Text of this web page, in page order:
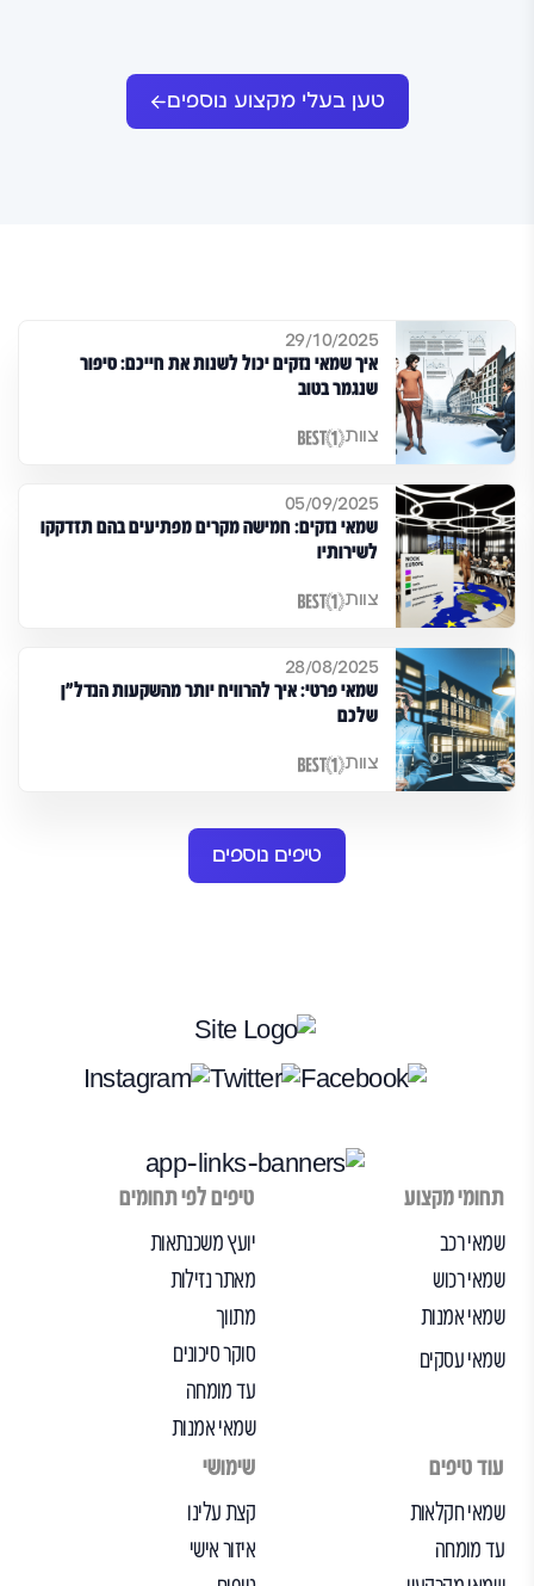
טען בעלי מקצוע נוספים
29/10/2025
איך שמאי נזקים יכול לשנות את חייכם: סיפור
שנגמר בטוב
צוות
05/09/2025
שמאי נזקים: חמישה מקרים מפתיעים בהם תזדקקו
לשירותיו
צוות
28/08/2025
שמאי פרטי: איך להרוויח יותר מהשקעות הנדל"ן
שלכם
צוות
טיפים נוספים
תחומי מקצוע
שמאי רכב
שמאי רכוש
שמאי אמנות
שמאי עסקים
טיפים לפי תחומים
יועץ משכנתאות
מאתר נזילות
מתווך
סוקר סיכונים
עד מומחה
שמאי אמנות
עוד טיפים
שמאי חקלאות
עד מומחה
שימושי
קצת עלינו
איזור אישי